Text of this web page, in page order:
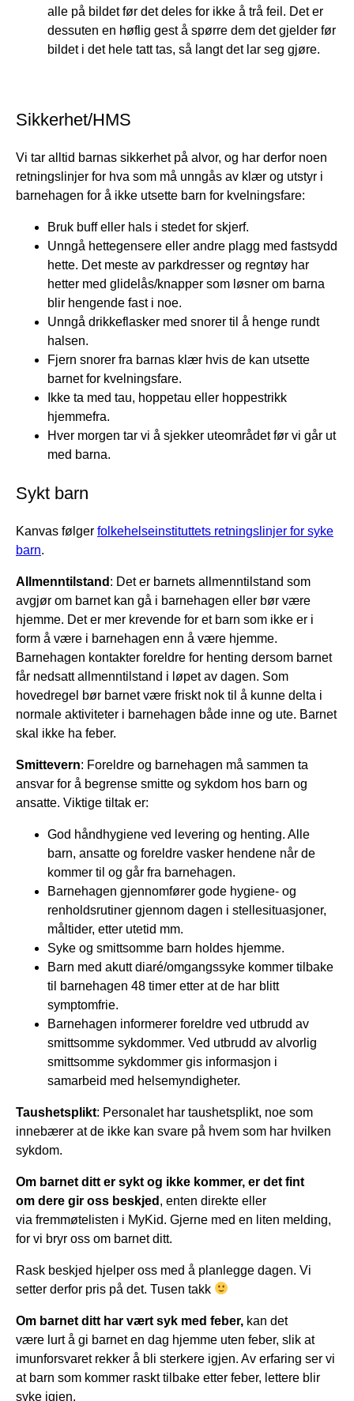
alle på bildet før det deles for ikke å trå feil. Det er
dessuten en høflig gest å spørre dem det gjelder før
bildet i det hele tatt tas, så langt det lar seg gjøre.
Sikkerhet/HMS
Vi tar alltid barnas sikkerhet på alvor, og har derfor noen
retningslinjer for hva som må unngås av klær og utstyr i
barnehagen for å ikke utsette barn for kvelningsfare:
Bruk buff eller hals i stedet for skjerf.
Unngå hettegensere eller andre plagg med fastsydd
hette. Det meste av parkdresser og regntøy har
hetter med glidelås/knapper som løsner om barna
blir hengende fast i noe.
Unngå drikkeflasker med snorer til å henge rundt
halsen.
Fjern snorer fra barnas klær hvis de kan utsette
barnet for kvelningsfare.
Ikke ta med tau, hoppetau eller hoppestrikk
hjemmefra.
Hver morgen tar vi å sjekker uteområdet før vi går ut
med barna.
Sykt barn
Kanvas følger folkehelseinstituttets retningslinjer for syke
barn.
Allmenntilstand : Det er barnets allmenntilstand som
avgjør om barnet kan gå i barnehagen eller bør være
hjemme. Det er mer krevende for et barn som ikke er i
form å være i barnehagen enn å være hjemme.
Barnehagen kontakter foreldre for henting dersom barnet
får nedsatt allmenntilstand i løpet av dagen. Som
hovedregel bør barnet være friskt nok til å kunne delta i
normale aktiviteter i barnehagen både inne og ute. Barnet
skal ikke ha feber.
Smittevern: Foreldre og barnehagen må sammen ta
ansvar for å begrense smitte og sykdom hos barn og
ansatte. Viktige tiltak er:
God håndhygiene ved levering og henting. Alle
barn, ansatte og foreldre vasker hendene når de
kommer til og går fra barnehagen.
Barnehagen gjennomfører gode hygiene- og
renholdsrutiner gjennom dagen i stellesituasjoner,
måltider, etter utetid mm.
Syke og smittsomme barn holdes hjemme.
Barn med akutt diaré/omgangssyke kommer tilbake
til barnehagen 48 timer etter at de har blitt
symptomfrie.
Barnehagen informerer foreldre ved utbrudd av
smittsomme sykdommer. Ved utbrudd av alvorlig
smittsomme sykdommer gis informasjon i
samarbeid med helsemyndigheter.
Taushetsplikt: Personalet har taushetsplikt, noe som
innebærer at de ikke kan svare på hvem som har hvilken
sykdom.
Om barnet ditt er sykt og ikke kommer, er det fint
om dere gir oss beskjed , enten direkte eller
via fremmøtelisten i MyKid. Gjerne med en liten melding,
for vi bryr oss om barnet ditt.
Rask beskjed hjelper oss med å planlegge dagen. Vi
setter derfor pris på det. Tusen takk
Om barnet ditt har vært syk med feber, kan det
være lurt å gi barnet en dag hjemme uten feber, slik at
imunforsvaret rekker å bli sterkere igjen. Av erfaring ser vi
at barn som kommer raskt tilbake etter feber, lettere blir
syke igjen.